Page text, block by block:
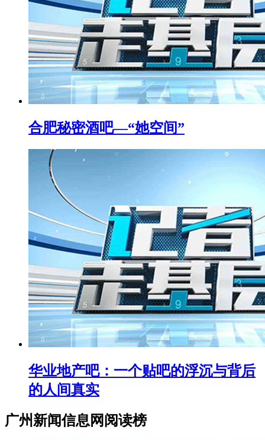
合肥秘密酒吧—“她空间”
华业地产吧：一个贴吧的浮沉与背后
的人间真实
广州新闻信息网阅读榜